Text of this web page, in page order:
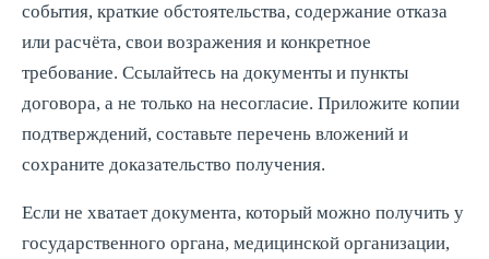
события, краткие обстоятельства, содержание отказа
или расчёта, свои возражения и конкретное
требование. Ссылайтесь на документы и пункты
договора, а не только на несогласие. Приложите копии
подтверждений, составьте перечень вложений и
сохраните доказательство получения.
Если не хватает документа, который можно получить у
государственного органа, медицинской организации,